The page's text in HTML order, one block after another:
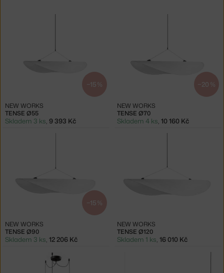
−15 %
TENSE Ø55
NEW WORKS
Skladem 3 ks 9 393 Kč
−20 %
TENSE Ø70
NEW WORKS
Skladem 4 ks 10 160 Kč
−15 %
TENSE Ø90
NEW WORKS
Skladem 3 ks, 12 206 Kč
TENSE Ø120
NEW WORKS
Skladem 1 ks, 16 010 Kč